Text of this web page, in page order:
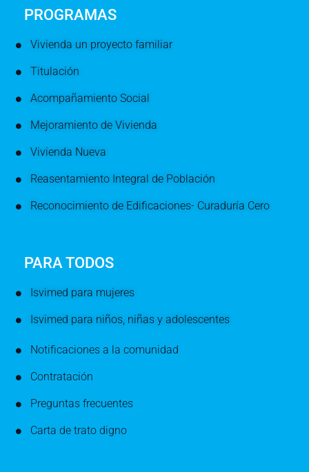
PROGRAMAS
Vivienda un proyecto familiar
Titulación
Acompañamiento Social
Mejoramiento de Vivienda
Vivienda Nueva
Reasentamiento Integral de Población
Reconocimiento de Edificaciones- Curaduría Cero
PARA TODOS
Isvimed para mujeres
Isvimed para niños, niñas y adolescentes
Notificaciones a la comunidad
Contratación
Preguntas frecuentes
Carta de trato digno